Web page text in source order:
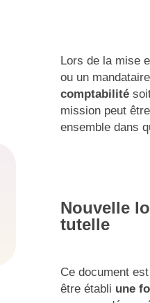
Lors de la mise
ou un
comptabilitésoit
mission peut
ensemble dans
Nouvelle
tutelle
Ce document
être établi une